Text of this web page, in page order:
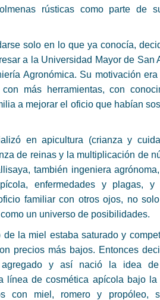
rústicas como parte de
solo en lo que ya conocía,
a la Universidad Mayor de San
Agronómica. Su motivación
más herramientas, con
a mejorar el oficio que habían
en apicultura (crianza y
de reinas y la multiplicación de
también ingeniera
enfermedades y plagas, y
familiar con otros ojos, no
un universo de posibilidades.
de la miel estaba saturado y
precios más bajos. Entonces
y así nació la idea
línea de cosmética apícola bajo la
con miel, romero y propóleo,